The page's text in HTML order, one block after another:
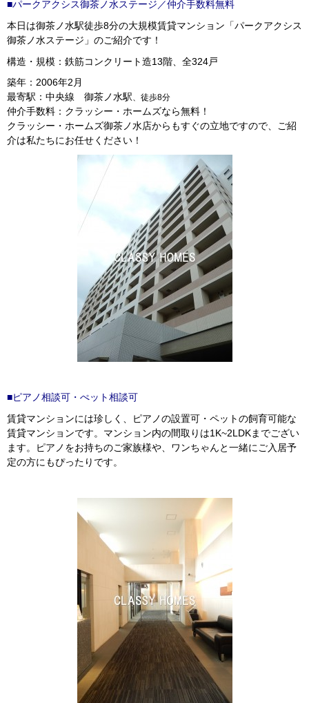
■パークアクシス御茶ノ水ステージ／仲介手数料無料
本日は御茶ノ水駅徒歩8分の大規模賃貸マンション「パークアクシス
御茶ノ水ステージ」のご紹介です！
構造・規模：鉄筋コンクリート造13階、全324戸
築年：2006年2月
最寄駅：中央線 御茶ノ水駅 、徒歩8分
仲介手数料：クラッシー・ホームズなら無料！
クラッシー・ホームズ御茶ノ水店からもすぐの立地ですので、ご紹
介は私たちにお任せください！
■ピアノ相談可・ぺット相談可
賃貸マンションには珍しく、ピアノの設置可・ペットの飼育可能な
賃貸マンションです。マンション内の間取りは1K~2LDKまでござい
ます。ピアノをお持ちのご家族様や、ワンちゃんと一緒にご入居予
定の方にもぴったりです。